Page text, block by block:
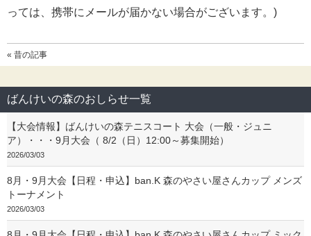
っては、携帯にメールが届かない場合がございます。)
« 昔の記事
ばんけいの森のおしらせ一覧
【大会情報】ばんけいの森テニスコート 大会（一般・ジュニ
ア）・・・9月大会（ 8/2（日）12:00～募集開始）
2026/03/03
8月・9月大会【日程・申込】ban.K 森のやさい屋さんカップ メンズ
トーナメント
2026/03/03